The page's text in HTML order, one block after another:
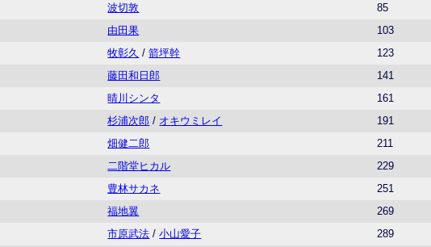
波切敦
85
由田果
103
牧彰久 /箭坪幹
123
藤田和日郎
141
晴川シンタ
161
杉浦次郎 / オキウミレイ
191
畑健二郎
211
二階堂ヒカル
229
豊林サカネ
251
福地翼
269
市原武法 /小山愛子 289